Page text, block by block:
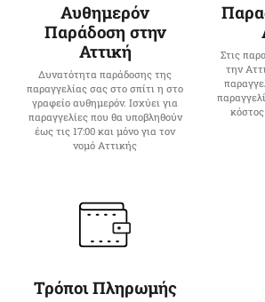
Αυθημερόν
Παράδοση στην
Αττική
Δυνατότητα παράδοσης της
παραγγελίας σας στο σπίτι η στο
γραφείο αυθημερόν. Ισχύει για
παραγγελίες που θα υποβληθούν
έως τις 17:00 και μόνο για τον
νομό Αττικής
Στις
την
Τρόποι Πληρωμής